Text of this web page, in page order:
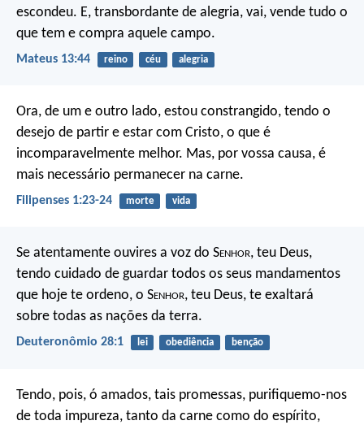
escondeu. E, transbordante de alegria, vai, vende tudo o
que tem e compra aquele campo.
Mateus 13:44 reino céu alegria
Ora, de um e outro lado, estou constrangido, tendo o
desejo de partir e estar com Cristo, o que é
incomparavelmente melhor. Mas, por vossa causa, é
mais necessário permanecer na carne.
Filipenses 1:23-24 morte vida
Se atentamente ouvires a voz do Senhor, teu Deus,
tendo cuidado de guardar todos os seus mandamentos
que hoje te ordeno, o Senhor, teu Deus, te exaltará
sobre todas as nações da terra.
Deuteronômio 28:1 lei obediência benção
Tendo, pois, ó amados, tais promessas, purifiquemo-nos
de toda impureza, tanto da carne como do espírito,